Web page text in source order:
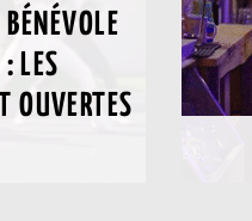
BÉNÉVOLE
LES
OUVERTES